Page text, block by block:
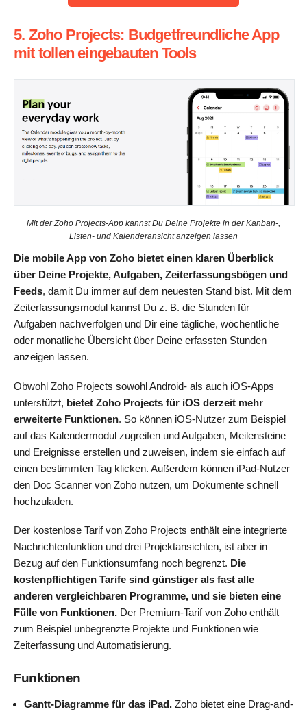
5. Zoho Projects: Budgetfreundliche App
mit tollen eingebauten Tools
Mit der Zoho Projects-App kannst Du Deine Projekte in der Kanban-,
Listen- und Kalenderansicht anzeigen lassen
Die mobile App von Zoho bietet einen klaren Überblick
über Deine Projekte, Aufgaben, Zeiterfassungsbögen und
Feeds, damit Du immer auf dem neuesten Stand bist. Mit dem
Zeiterfassungsmodul kannst Du z. B. die Stunden für
Aufgaben nachverfolgen und Dir eine tägliche, wöchentliche
oder monatliche Übersicht über Deine erfassten Stunden
anzeigen lassen.
Obwohl Zoho Projects sowohl Android- als auch iOS-Apps
unterstützt, bietet Zoho Projects für iOS derzeit mehr
erweiterte Funktionen. So können iOS-Nutzer zum Beispiel
auf das Kalendermodul zugreifen und Aufgaben, Meilensteine
und Ereignisse erstellen und zuweisen, indem sie einfach auf
einen bestimmten Tag klicken. Außerdem können iPad-Nutzer
den Doc Scanner von Zoho nutzen, um Dokumente schnell
hochzuladen.
Der kostenlose Tarif von Zoho Projects enthält eine integrierte
Nachrichtenfunktion und drei Projektansichten, ist aber in
Bezug auf den Funktionsumfang noch begrenzt. Die
kostenpflichtigen Tarife sind günstiger als fast alle
anderen vergleichbaren Programme, und sie bieten eine
Fülle von Funktionen. Der Premium-Tarif von Zoho enthält
zum Beispiel unbegrenzte Projekte und Funktionen wie
Zeiterfassung und Automatisierung.
Funktionen
Gantt-Diagramme für das iPad. Zoho bietet eine Drag-and-